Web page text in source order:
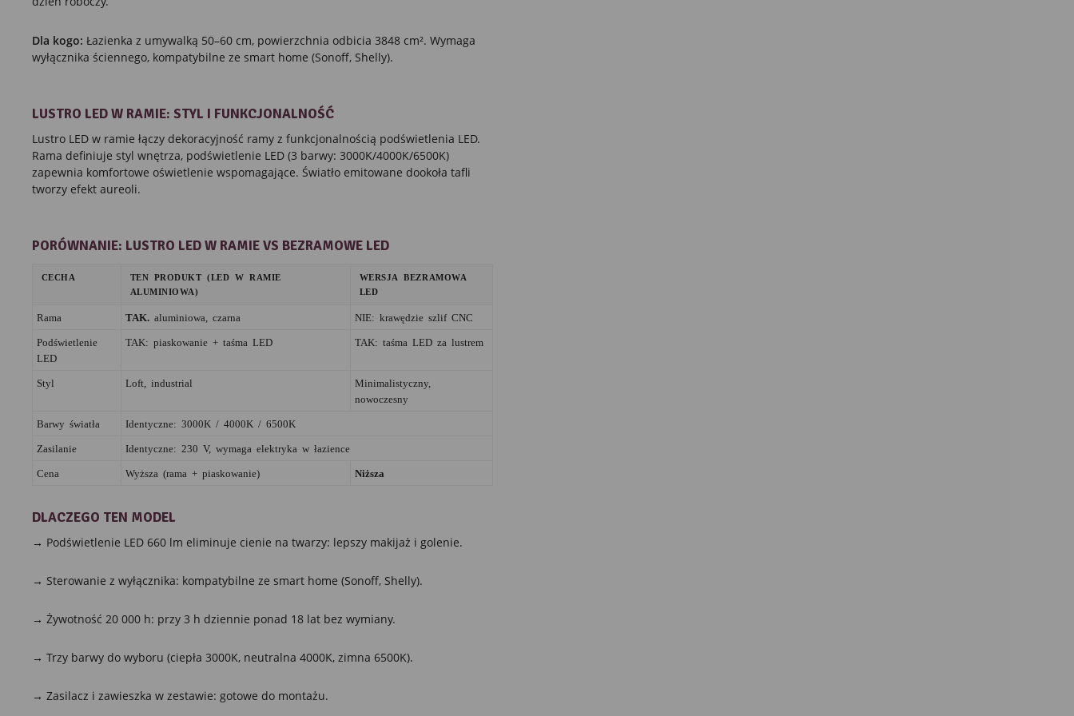
Dla kogo: Łazienka z umywalką 50–60 cm, powierzchnia odbicia 3848 cm². Wymaga
wyłącznika ściennego, kompatybilne ze smart home (Sonoff, Shelly).
LUSTRO LED W RAMIE: STYL I FUNKCJONALNOŚĆ
Lustro LED w ramie łączy dekoracyjność ramy z funkcjonalnością podświetlenia LED.
Rama definiuje styl wnętrza, podświetlenie LED (3 barwy: 3000K/4000K/6500K)
zapewnia komfortowe oświetlenie wspomagające. Światło emitowane dookoła tafli
tworzy efekt aureoli.
PORÓWNANIE: LUSTRO LED W RAMIE VS BEZRAMOWE LED
CECHA
TEN PRODUKT (LED W RAMIE
ALUMINIOWA)
WERSJA BEZRAMOWA
LED
Rama TAK. aluminiowa, czarna NIE: krawędzie szlif CNC
Podświetlenie
LED
TAK: piaskowanie + taśma LED TAK: taśma LED za lustrem
Styl Loft, industrial
Minimalistyczny,
nowoczesny
Barwy światła Identyczne: 3000K / 4000K / 6500K
Zasilanie Identyczne: 230 V, wymaga elektryka w łazience
Cena Wyższa (rama + piaskowanie) Niższa
DLACZEGO TEN MODEL
→ Podświetlenie LED 660 lm eliminuje cienie na twarzy: lepszy makijaż i golenie.
→ Sterowanie z wyłącznika: kompatybilne ze smart home (Sonoff, Shelly).
→ Żywotność 20 000 h: przy 3 h dziennie ponad 18 lat bez wymiany.
→ Trzy barwy do wyboru (ciepła 3000K, neutralna 4000K, zimna 6500K).
→ Zasilacz i zawieszka w zestawie: gotowe do montażu.